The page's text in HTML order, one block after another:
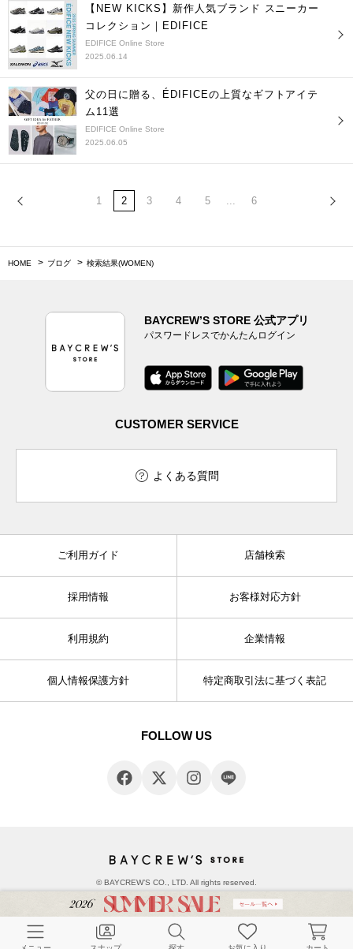
【NEW KICKS】新作人気ブランド スニーカー
コレクション｜EDIFICE
EDIFICE Online Store
2025.06.14
父の日に贈る、ÉDIFICEの上質なギフトアイテ
ム11選
EDIFICE Online Store
2025.06.05
1 2 3 4 5 ... 6
HOME ブログ 検索結果(WOMEN)
BAYCREW’S STORE 公式アプリ
パスワードレスでかんたんログイン
CUSTOMER SERVICE
よくある質問
ご利用ガイド 店舗検索
採用情報 お客様対応方針
利用規約 企業情報
個人情報保護方針 特定商取引法に基づく表記
FOLLOW US
© BAYCREW’S CO., LTD. All rights reserved.